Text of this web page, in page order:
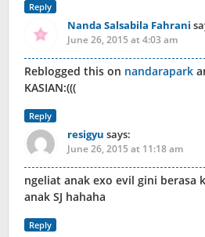
Reply
Nanda Salsabila Fahrani
June 26, 2015 at 4:03 am
Reblogged this on nandarapark
KASIAN:(((
Reply
resigyu says:
June 26, 2015 at 11:18 am
ngeliat anak exo evil gini berasa
anak SJ hahaha
Reply